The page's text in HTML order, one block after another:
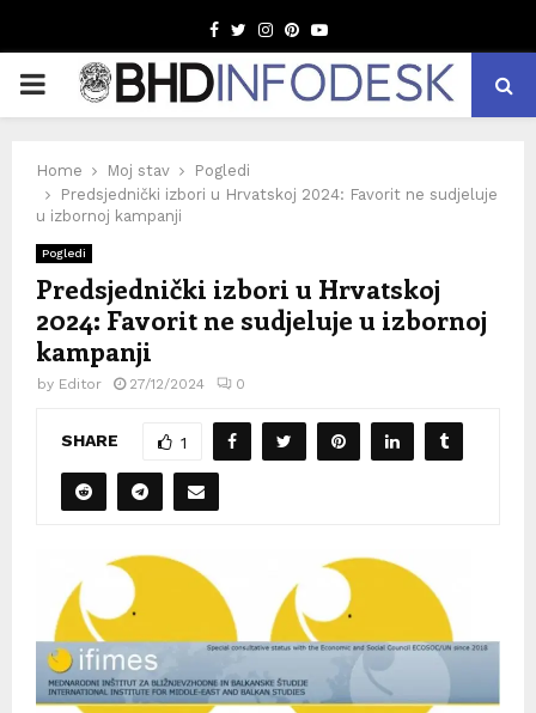
Facebook
TwitterInstagram
Pinterest
Youtube
PRIMARY
Home Moj stav
Pogledi
Predsjednički izbori u Hrvatskoj 2024: Favorit ne sudjeluje
u izbornoj kampanji
Pogledi
Predsjednički izbori u Hrvatskoj
2024: Favorit ne sudjeluje u izbornoj
kampanji
by Editor 27/12/2024 0
SHARE 1